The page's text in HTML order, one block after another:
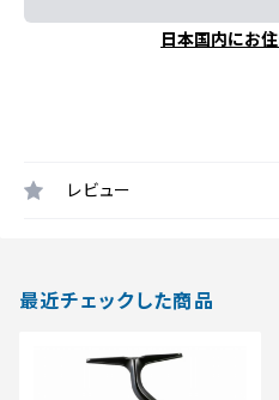
日本国内にお
レビュー
最近チェックした商品